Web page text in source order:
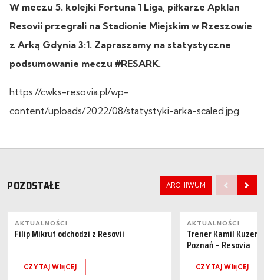
W meczu 5. kolejki Fortuna 1 Liga, piłkarze Apklan
Resovii przegrali na Stadionie Miejskim w Rzeszowie
z Arką Gdynia 3:1. Zapraszamy na statystyczne
podsumowanie meczu #RESARK.
https://cwks-resovia.pl/wp-
content/uploads/2022/08/statystyki-arka-scaled.jpg
POZOSTAŁE ARCHIWUM
AKTUALNOŚCI
Filip Mikrut odchodzi z Resovii
CZYTAJ WIĘCEJ
AKTUALNOŚCI
Trener Kamil
Poznań – Resovia
CZYTAJ WIĘCEJ